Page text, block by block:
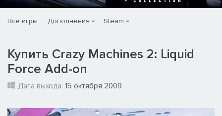
Все игры Дополнения Steam
Купить Crazy Machines 2: Liquid
Force Add-on
Дата выхода: 15 октября 2009